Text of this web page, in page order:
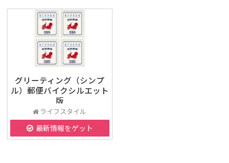
グリーティング（シンプ
ル）郵便バイクシルエット
版
ライフスタイル
最新情報をゲット